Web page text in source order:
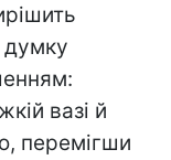
думку
вазі й
перемігши